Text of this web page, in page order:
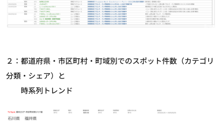
２：都道府県・市区町村・町域別でのスポット件数（カテゴリ
分類・シェア）と
時系列トレンド